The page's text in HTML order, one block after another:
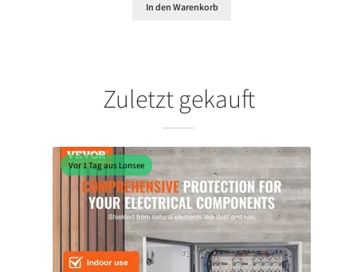
In den Warenkorb
Zuletzt gekauft
Vor 1 Tag aus Lonsee